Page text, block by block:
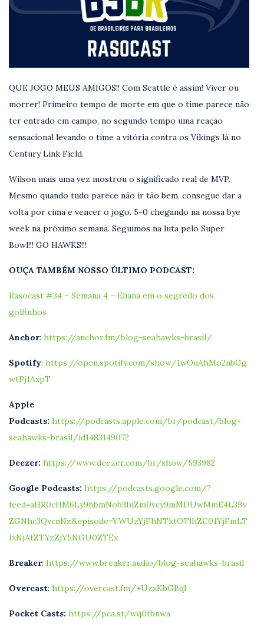
QUE JOGO MEUS AMIGOS!! Com Seattle é assim! Viver ou
morrer! Primeiro tempo de morte em que o time parece não
ter entrado em campo, no segundo tempo uma reação
sensacional levando o time a vitória contra os Vikings lá no
Century Link Field.
Wilson mais uma vez mostrou o significado real de MVP.
Mesmo quando tudo parece não ir tão bem, consegue dar a
volta por cima e vencer o jogo. 5-0 chegando na nossa bye
week na próximo semana. Seguimos na luta pelo Super
Bowl!!! GO HAWKS!!!
OUÇA TAMBÉM NOSSO ÚLTIMO PODCAST:
Rasocast #34 – Semana 4 – Eliana em o segredo dos
golfinhos
Anchor: https://anchor.fm/blog-seahawks-brasil/
Spotify: https://open.spotify.com/show/1wOuAhMo2nbGg
wtPj1AxpT
Apple
Podcasts: https://podcasts.apple.com/br/podcast/blog-
seahawks-brasil/id1483149072
Deezer: https://www.deezer.com/br/show/593982
Google Podcasts: https://podcasts.google.com/?
feed=aHR0cHM6Ly9hbmNob3IuZm0vcy9mMDUwMmE4L3Bv
ZGNhc3QvcnNz&episode=YWUzYjFhNTktOTlhZC01YjFmLT
IxNjAtZTYzZjY5NGU0ZTEx
Breaker: https://www.breaker.audio/blog-seahawks-brasil
Overcast: https://overcast.fm/+UzxKbGBqI
Pocket Casts: https://pca.st/wq0tbnwa